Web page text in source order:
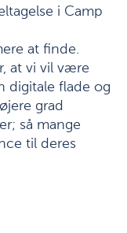
i Camp
at finde.
at vi vil være
digitale flade og
grad
så mange
til deres